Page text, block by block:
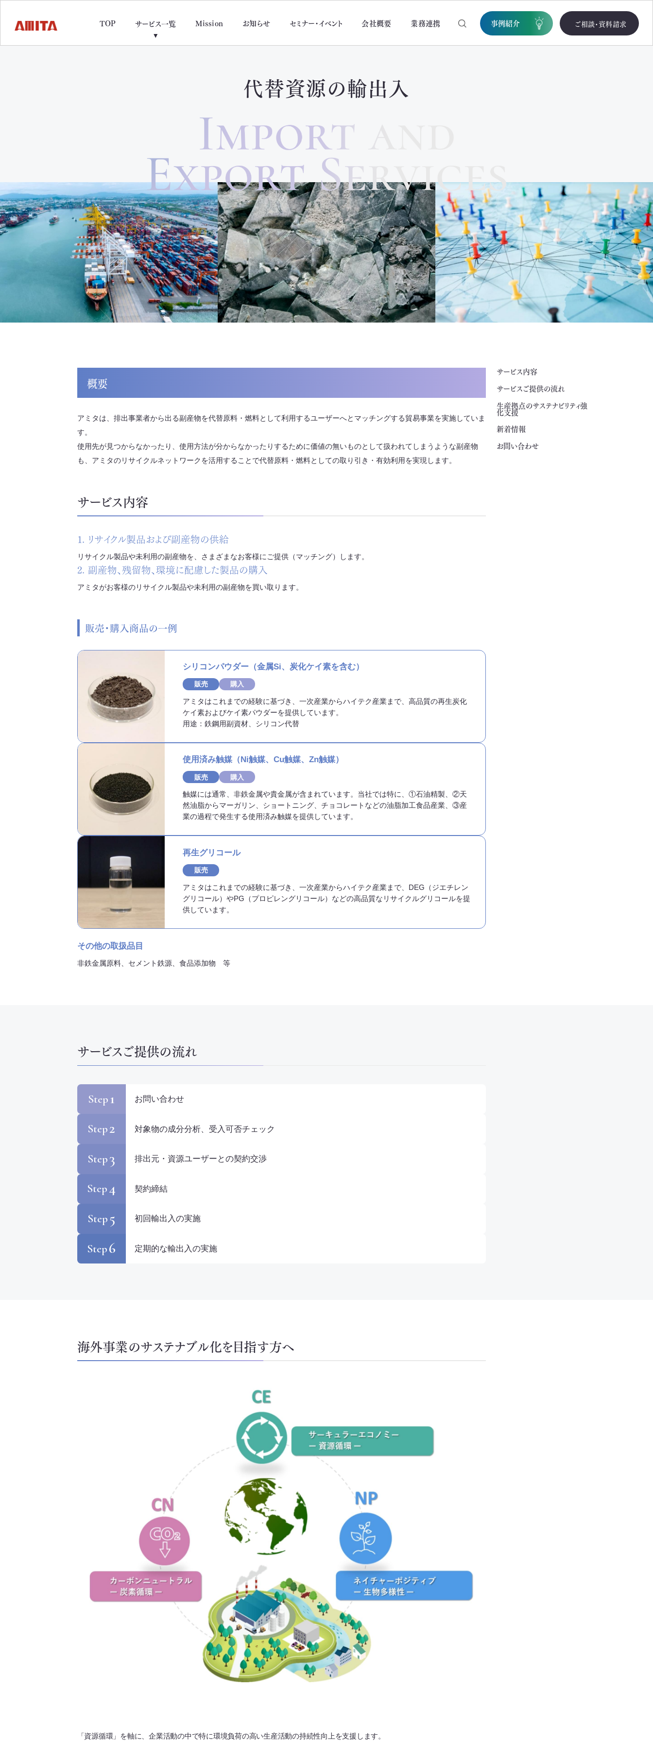
TOP サービス一覧 Mission お知らせ セミナー・イベント 会社概要 業務連携 事例紹介 ご相談・資料請求
代替資源の輸出入
サービス内容
サービスご提供の流れ
生産拠点のサステナビリティ強
化支援
新着情報
お問い合わせ
概要
アミタは、排出事業者から出る副産物を代替原料・燃料として利用するユーザーへとマッチングする貿易事業を実施していま
す。
使用先が見つからなかったり、使用方法が分からなかったりするために価値の無いものとして扱われてしまうような副産物
も、アミタのリサイクルネットワークを活用することで代替原料・燃料としての取り引き・有効利用を実現します。
サービス内容
1. リサイクル製品および副産物の供給
リサイクル製品や未利用の副産物を、さまざまなお客様にご提供（マッチング）します。
2. 副産物、残留物、環境に配慮した製品の購入
アミタがお客様のリサイクル製品や未利用の副産物を買い取ります。
販売・購入商品の一例
シリコンパウダー （金属Si、炭化ケイ素を含む）
販売 購入
アミタはこれまでの経験に基づき、一次産業からハイテク産業まで、高品質の再生炭化
ケイ素およびケイ素パウダーを提供しています。
用途：鉄鋼用副資材、シリコン代替
使用済み触媒 （Ni触媒、Cu触媒、Zn触媒）
販売 購入
触媒には通常、非鉄金属や貴金属が含まれています。当社では特に、①石油精製、②天
然油脂からマーガリン、ショートニング、チョコレートなどの油脂加工食品産業、③産
業の過程で発生する使用済み触媒を提供しています。
再生グリコール
販売
アミタはこれまでの経験に基づき、一次産業からハイテク産業まで、DEG（ジエチレン
グリコール）やPG（プロピレングリコール）などの高品質なリサイクルグリコールを提
供しています。
その他の取扱品目
非鉄金属原料、セメント鉄源、食品添加物 等
サービスご提供の流れ
Step1 お問い合わせ
Step2 対象物の成分分析、受入可否チェック
Step3 排出元・資源ユーザーとの契約交渉
Step4 契約締結
Step5 初回輸出入の実施
Step6 定期的な輸出入の実施
海外事業のサステナブル化を目指す方へ
「資源循環」を軸に、企業活動の中で特に環境負荷の高い生産活動の持続性向上を支援します。